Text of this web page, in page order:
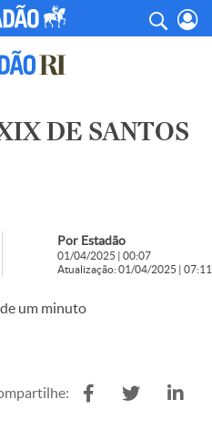
DE SANTOS
Por Estadão
01/04/2025 | 00:07
Atualização: 01/04/2025 | 07:11
um minuto